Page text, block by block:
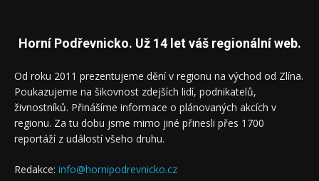
Horní Podřevnicko. Už 14 let váš regionální web.
Od roku 2011 prezentujeme dění v regionu na východ od Zlína.
Poukazujeme na šikovnost zdejších lidí, podnikatelů,
živnostníků. Přinášíme informace o plánovaných akcích v
regionu. Za tu dobu jsme mimo jiné přinesli přes 1700
reportáží z událostí všeho druhu.
Redakce: info@hornipodrevnicko.cz